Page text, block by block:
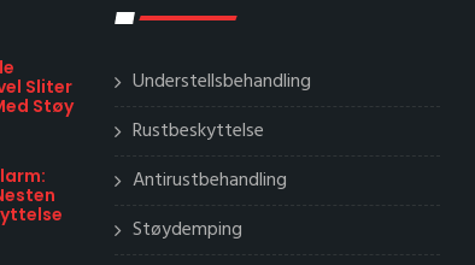
Sliter
Støy
Understellsbehandling
Rustbeskyttelse
Antirustbehandling
Støydemping